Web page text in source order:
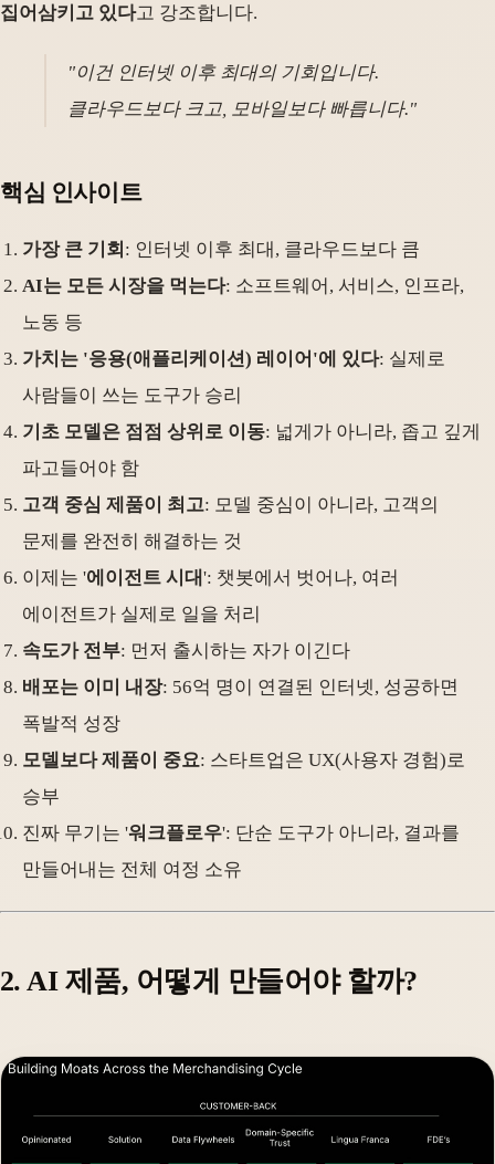
집어삼키고 있다고 강조합니다.
"이건 인터넷 이후 최대의 기회입니다.
클라우드보다 크고, 모바일보다 빠릅니다."
핵심 인사이트
가장 큰 기회 : 인터넷 이후 최대, 클라우드보다 큼
AI는 모든 시장을 먹는다: 소프트웨어, 서비스, 인프라,
노동 등
가치는 '응용(애플리케이션) 레이어'에 있다: 실제로
사람들이 쓰는 도구가 승리
기초 모델은 점점 상위로 이동: 넓게가 아니라, 좁고 깊게
파고들어야 함
고객 중심 제품이 최고: 모델 중심이 아니라, 고객의
문제를 완전히 해결하는 것
이제는 '에이전트 시대': 챗봇에서 벗어나, 여러
에이전트가 실제로 일을 처리
속도가 전부: 먼저 출시하는 자가 이긴다
배포는 이미 내장: 56억 명이 연결된 인터넷, 성공하면
폭발적 성장
모델보다 제품이 중요: 스타트업은 UX(사용자 경험)로
승부
진짜 무기는 '워크플로우': 단순 도구가 아니라, 결과를
만들어내는 전체 여정 소유
2. AI 제품, 어떻게 만들어야 할까?